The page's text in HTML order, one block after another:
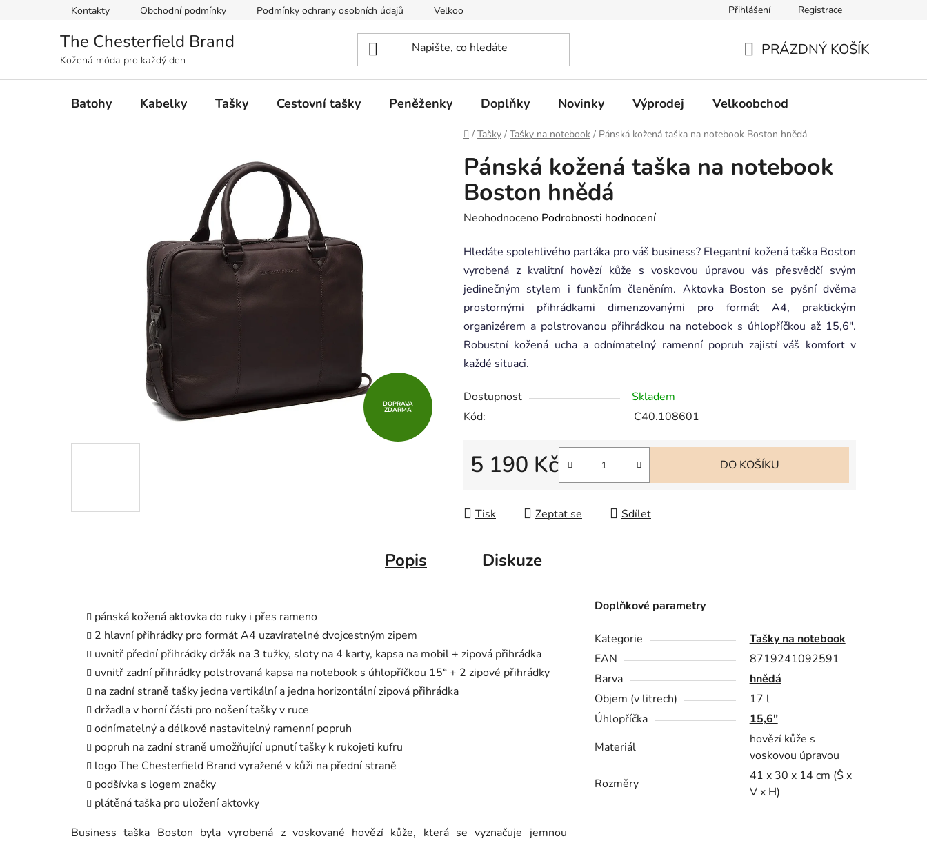
Kontakty Obchodní podmínky Podmínky ochrany osobních údajů Velkoobchod Přihlášení Registrace
The Chesterfield Brand
Kožená móda pro každý den
KOŠÍK
PRÁZDNÝ KOŠÍK
Batohy Kabelky Tašky Cestovní tašky Peněženky Doplňky Novinky Výprodej Velkoobchod
Domů
/ Tašky / Tašky na notebook / Pánská kožená taška na notebook Boston hnědá
Pánská kožená taška na notebook
Boston hnědá
Průměrné
produktu
je
0,0
z
5
hvězdiček.
Neohodnoceno Podrobnosti hodnocení
Hledáte spolehlivého parťáka pro váš business? Elegantní kožená taška Boston
vyrobená z kvalitní hovězí kůže s voskovou úpravou vás přesvědčí svým
jedinečným stylem i funkčním členěním. Aktovka Boston se pyšní dvěma
prostornými přihrádkami dimenzovanými pro formát A4, praktickým
organizérem a polstrovanou přihrádkou na notebook s úhlopříčkou až 15,6".
Robustní kožená ucha a odnímatelný ramenní popruh zajistí váš komfort v
každé situaci.
Dostupnost
Skladem
Kód:
C40.108601
5 190 Kč DO KOŠÍKU
Tisk Zeptat se Sdílet
DOPRAVA
ZDARMA
Popis Diskuze
pánská kožená aktovka do ruky i přes rameno
2 hlavní přihrádky pro formát A4 uzavíratelné dvojcestným zipem
uvnitř přední přihrádky držák na 3 tužky, sloty na 4 karty, kapsa na mobil + zipová přihrádka
uvnitř zadní přihrádky polstrovaná kapsa na notebook s úhlopříčkou 15“ + 2 zipové přihrádky
na zadní straně tašky jedna vertikální a jedna horizontální zipová přihrádka
držadla v horní části pro nošení tašky v ruce
odnímatelný a délkově nastavitelný ramenní popruh
popruh na zadní straně umožňující upnutí tašky k rukojeti kufru
logo The Chesterfield Brand vyražené v kůži na přední straně
podšívka s logem značky
plátěná taška pro uložení aktovky
Business taška Boston byla vyrobená z voskované hovězí kůže, která se vyznačuje jemnou
Doplňkové parametry
Kategorie
Tašky na notebook
EAN
8719241092591
Barva
hnědá
Objem (v litrech)
17 l
Úhlopříčka
15,6"
Materiál
hovězí kůže s
voskovou úpravou
Rozměry
41 x 30 x 14 cm (Š x
V x H)